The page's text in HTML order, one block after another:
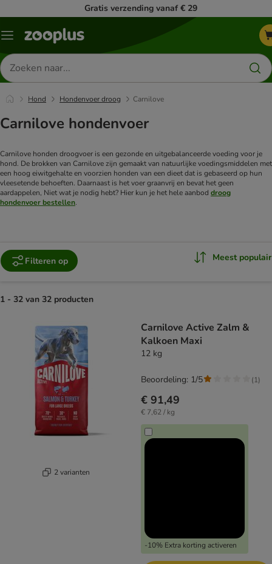
Gratis verzending vanaf € 29
Menu
Zoeken
naar
producten
Hond Hondenvoer droog Carnilove
Carnilove hondenvoer
Carnilove honden droogvoer is een gezonde en uitgebalanceerde voeding voor je
hond. De brokken van Carnilove zijn gemaakt van natuurlijke voedingsmiddelen met
een hoog eiwitgehalte en voorzien honden van een dieet dat is gebaseerd op hun
vleesetende behoeften. Daarnaast is het voer graanvrij en bevat het geen
aardappelen, Niet wat je nodig hebt? Hier kun je het hele aanbod droog
hondenvoer bestellen.
Filteren op Meest populair
1 - 32 van 32 producten
2 varianten
Carnilove Active Zalm &
Kalkoen Maxi
12 kg
€ 91,49
€ 7,62 / kg
-10% Extra korting activeren
Beoordeling: 1/5 (1)